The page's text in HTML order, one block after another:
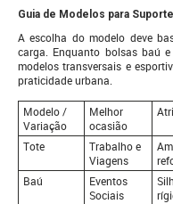
Guia de Modelos para
A escolha do modelo deve
carga. Enquanto bolsas baú
modelos transversais e
praticidade urbana.
Modelo /
Variação
Melhor
ocasião
Tote
Trabalho e
Viagens
Baú
Eventos
Sociais